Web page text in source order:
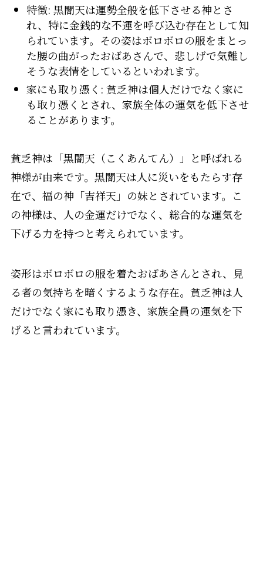
特徴: 黒闇天は運勢全般を低下させる神とさ
れ、特に金銭的な不運を呼び込む存在として知
られています。その姿はボロボロの服をまとっ
た腰の曲がったおばあさんで、悲しげで気難し
そうな表情をしているといわれます。
家にも取り憑く: 貧乏神は個人だけでなく家に
も取り憑くとされ、家族全体の運気を低下させ
ることがあります。
貧乏神は「黒闇天（こくあんてん）」と呼ばれる
神様が由来です。黒闇天は人に災いをもたらす存
在で、福の神「吉祥天」の妹とされています。こ
の神様は、人の金運だけでなく、総合的な運気を
下げる力を持つと考えられています。
姿形はボロボロの服を着たおばあさんとされ、見
る者の気持ちを暗くするような存在。貧乏神は人
だけでなく家にも取り憑き、家族全員の運気を下
げると言われています。